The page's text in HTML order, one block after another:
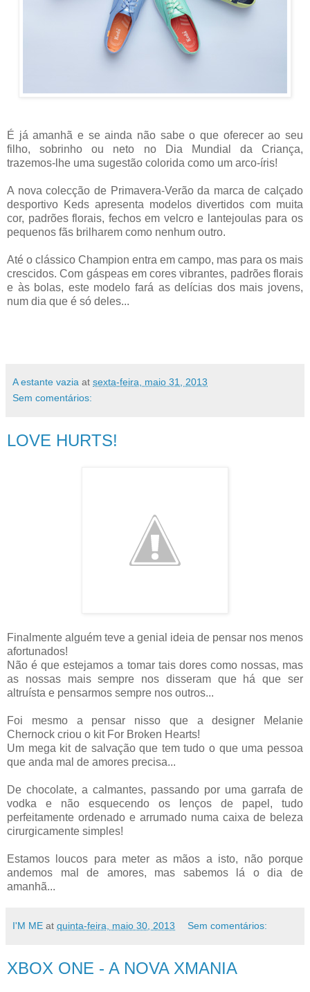
É já amanhã e se ainda não sabe o que oferecer ao seu
filho, sobrinho ou neto no Dia Mundial da Criança,
trazemos-lhe uma sugestão colorida como um arco-íris!
A nova colecção de Primavera-Verão da marca de calçado
desportivo Keds apresenta modelos divertidos com muita
cor, padrões florais, fechos em velcro e lantejoulas para os
pequenos fãs brilharem como nenhum outro.
Até o clássico Champion entra em campo, mas para os mais
crescidos. Com gáspeas em cores vibrantes, padrões florais
e às bolas, este modelo fará as delícias dos mais jovens,
num dia que é só deles...
A estante vazia at sexta-feira, maio 31, 2013
Sem comentários:
LOVE HURTS!
Finalmente alguém teve a genial ideia de pensar nos menos
afortunados!
Não é que estejamos a tomar tais dores como nossas, mas
as nossas mais sempre nos disseram que há que ser
altruísta e pensarmos sempre nos outros...
Foi mesmo a pensar nisso que a designer Melanie
Chernock criou o kit For Broken Hearts!
Um mega kit de salvação que tem tudo o que uma pessoa
que anda mal de amores precisa...
De chocolate, a calmantes, passando por uma garrafa de
vodka e não esquecendo os lenços de papel, tudo
perfeitamente ordenado e arrumado numa caixa de beleza
cirurgicamente simples!
Estamos loucos para meter as mãos a isto, não porque
andemos mal de amores, mas sabemos lá o dia de
amanhã...
I'M ME at quinta-feira, maio 30, 2013 Sem comentários:
XBOX ONE - A NOVA XMANIA